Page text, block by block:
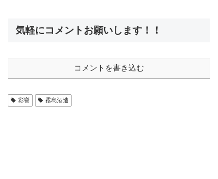
気軽にコメントお願いします！！
コメントを書き込む
彩響 霧島酒造